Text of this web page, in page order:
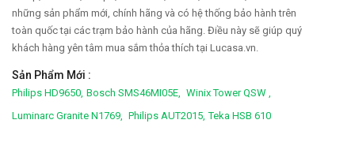
những sản phẩm mới, chính hãng và có hệ thống bảo hành trên
toàn quốc tại các trạm bảo hành của hãng. Điều này sẽ giúp quý
khách hàng yên tâm mua sắm thỏa thích tại Lucasa.vn.
Sản Phẩm Mới :
Philips HD9650, Bosch SMS46MI05E, Winix Tower QSW ,
Luminarc Granite N1769, Philips AUT2015, Teka HSB 610